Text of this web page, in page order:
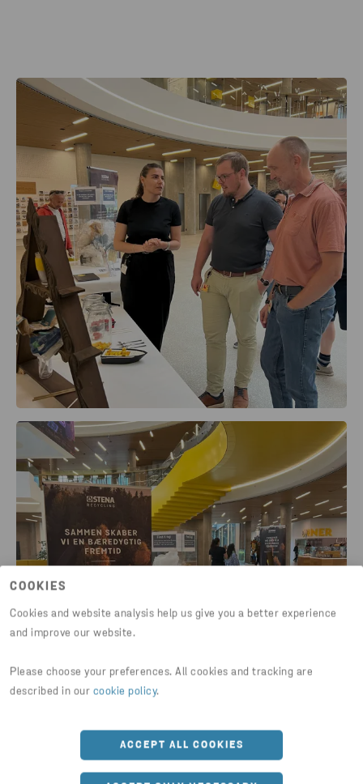
COOKIES
Cookies and website analysis help us give you a better experience
and improve our website.
Please choose your preferences. All cookies and tracking are
described in our cookie policy.
ACCEPT ALL COOKIES